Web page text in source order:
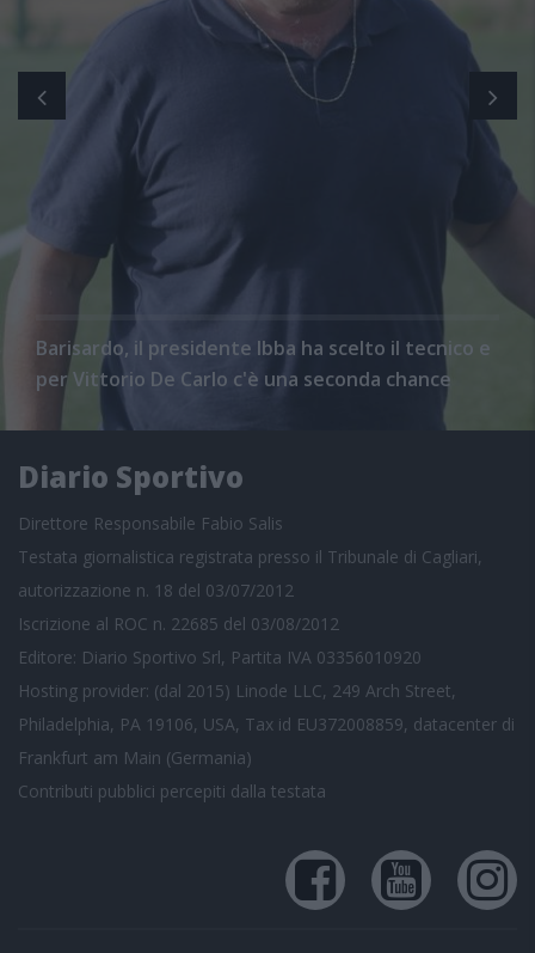
Barisardo, il presidente Ibba ha scelto il tecnico e
per Vittorio De Carlo c'è una seconda chance
Diario Sportivo
Direttore Responsabile Fabio Salis
Testata giornalistica registrata presso il Tribunale di Cagliari,
autorizzazione n. 18 del 03/07/2012
Iscrizione al ROC n. 22685 del 03/08/2012
Editore: Diario Sportivo Srl, Partita IVA 03356010920
Hosting provider: (dal 2015) Linode LLC, 249 Arch Street,
Philadelphia, PA 19106, USA, Tax id EU372008859, datacenter di
Frankfurt am Main (Germania)
Contributi pubblici percepiti dalla testata